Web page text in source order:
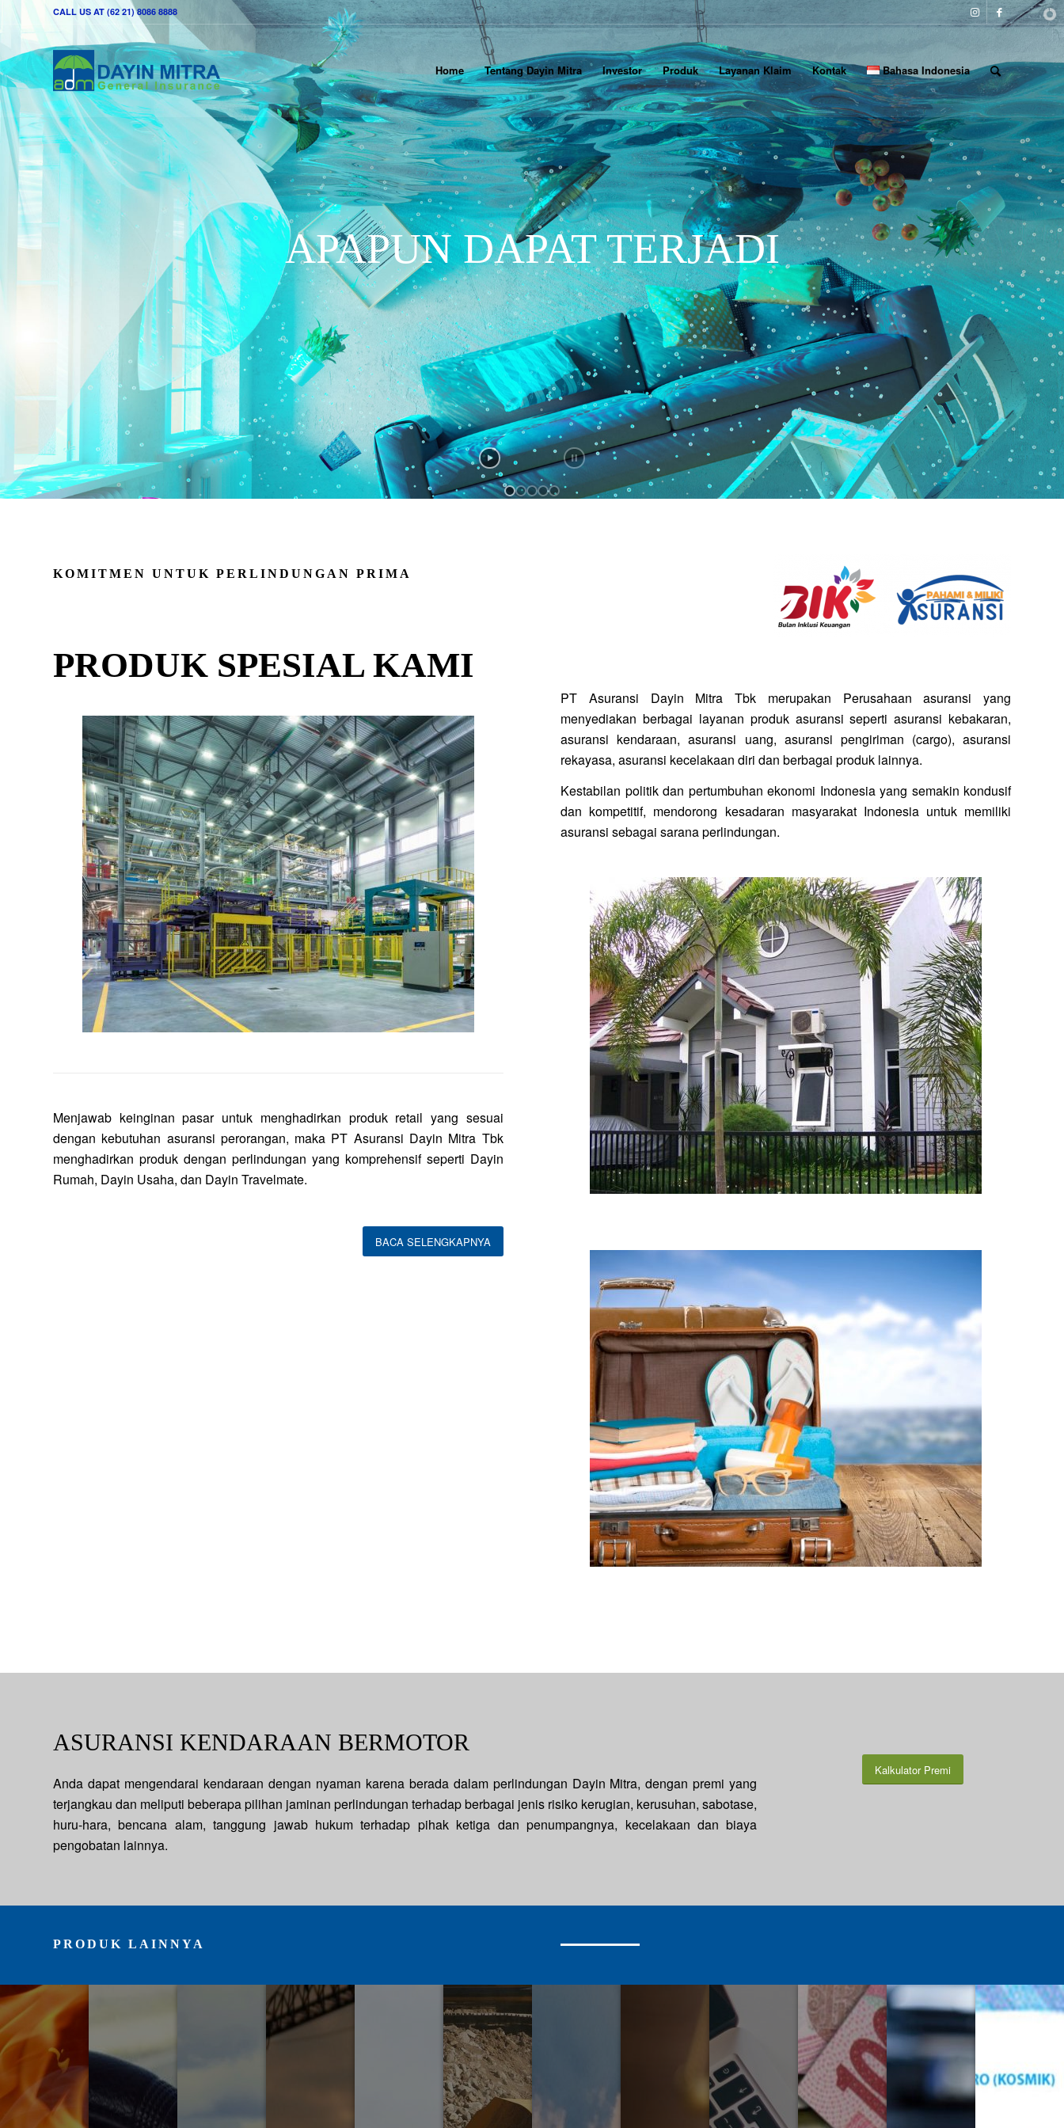
CALL US AT (62 21) 8086 8888
Home Tentang Dayin Mitra Investor Produk Layanan Klaim Kontak Bahasa Indonesia
APAPUN DAPAT TERJADI
KOMITMEN UNTUK PERLINDUNGAN PRIMA
PRODUK SPESIAL KAMI
Dayin Usaha
Menjawab keinginan pasar untuk menghadirkan produk retail yang sesuai
dengan kebutuhan asuransi perorangan, maka PT Asuransi Dayin Mitra Tbk
menghadirkan produk dengan perlindungan yang komprehensif seperti Dayin
Rumah, Dayin Usaha, dan Dayin Travelmate.
BACA SELENGKAPNYA
PT Asuransi Dayin Mitra Tbk merupakan Perusahaan asuransi yang
menyediakan berbagai layanan produk asuransi seperti asuransi kebakaran,
asuransi kendaraan, asuransi uang, asuransi pengiriman (cargo), asuransi
rekayasa, asuransi kecelakaan diri dan berbagai produk lainnya.
Kestabilan politik dan pertumbuhan ekonomi Indonesia yang semakin kondusif
dan kompetitif, mendorong kesadaran masyarakat Indonesia untuk memiliki
asuransi sebagai sarana perlindungan.
Dayin Rumah
Dayin
Rumah
Dayin Travelmate
ASURANSI KENDARAAN BERMOTOR
Anda dapat mengendarai kendaraan dengan nyaman karena berada dalam perlindungan Dayin Mitra, dengan premi yang
terjangkau dan meliputi beberapa pilihan jaminan perlindungan terhadap berbagai jenis risiko kerugian, kerusuhan, sabotase,
huru-hara, bencana alam, tanggung jawab hukum terhadap pihak ketiga dan penumpangnya, kecelakaan dan biaya
pengobatan lainnya.
Kalkulator Premi
PRODUK LAINNYA